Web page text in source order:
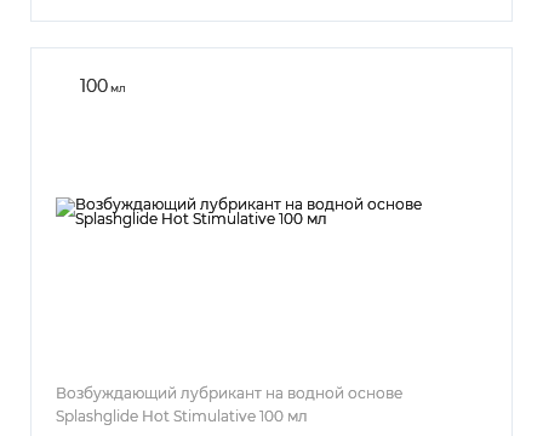
100мл
Возбуждающий лубрикант на водной основе
Splashglide Hot Stimulative 100 мл